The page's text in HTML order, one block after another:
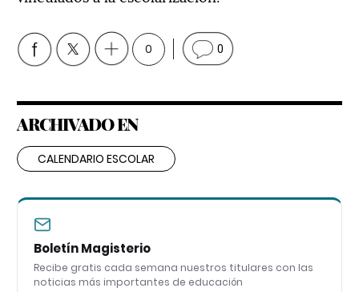
0 0
ARCHIVADO EN
CALENDARIO ESCOLAR
Boletín Magisterio
Recibe gratis cada semana nuestros titulares con las
noticias más importantes de educación